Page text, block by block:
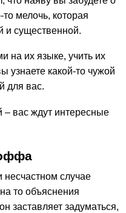
мелочь, которая
и существенной.
на их языке, учить их
узнаете какой-то чужой
для вас.
– вас ждут интересные
несчастном случае
то объяснения
заставляет задуматься,